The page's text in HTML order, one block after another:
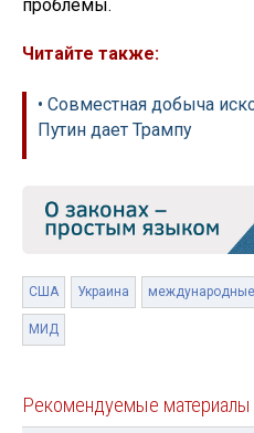
проблемы.
Читайте также:
• Совместная добыча
Путин дает Трампу
США Украина
МИД
Рекомендуемые материалы